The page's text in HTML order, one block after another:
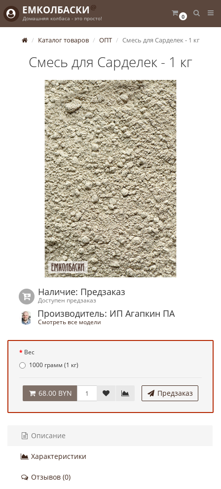
0
ЕМКОЛБАСКИ @
Домашняя колбаса - это просто!
Каталог товаров ОПТ Смесь для Сарделек - 1 кг
Смесь для Сарделек - 1 кг
Наличие: Предзаказ
Доступен предзаказ
Производитель: ИП Агапкин ПА
Смотреть все модели
Вес
1000 грамм (1 кг)
68.00 BYN Предзаказ
Описание
Характеристики
Отзывов (0)